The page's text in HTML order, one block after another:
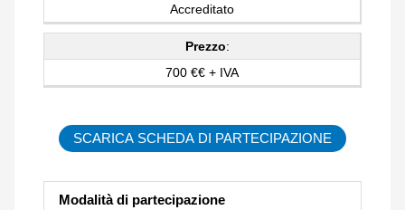
Accreditato
Prezzo:
700 €€ + IVA
SCARICA SCHEDA DI PARTECIPAZIONE
Modalità di partecipazione